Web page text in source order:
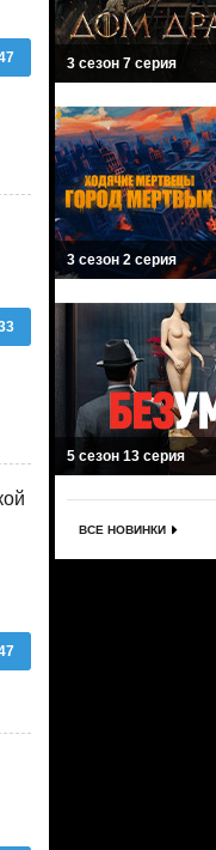
3 сезон 7 серия
3 сезон 2 серия
5 сезон 13 серия
ВСЕ НОВИНКИ